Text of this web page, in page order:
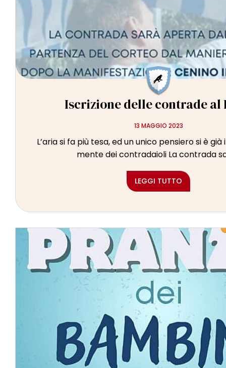
Iscrizione delle contrade al
13 MAGGIO 2023
L’aria si fa più tesa, ed un unico pensiero si è
mente dei contradaioli La contrada
LEGGI TUTTO